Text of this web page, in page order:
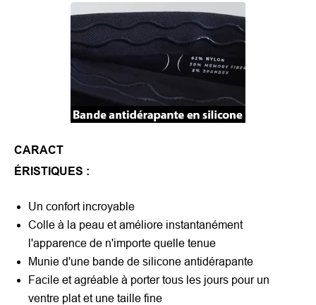
CARACT
ÉRISTIQUES :
Un confort incroyable
Colle à la peau et améliore instantanément
l'apparence de n'importe quelle tenue
Munie d'une bande de silicone antidérapante
Facile et agréable à porter tous les jours pour un
ventre plat et une taille fine